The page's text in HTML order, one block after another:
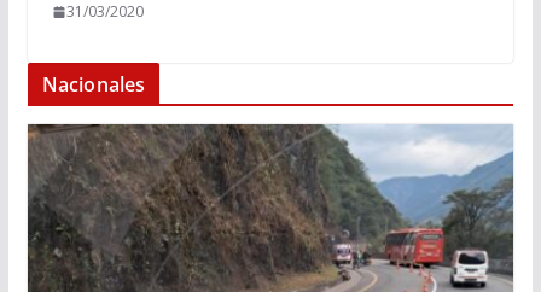
31/03/2020
Nacionales